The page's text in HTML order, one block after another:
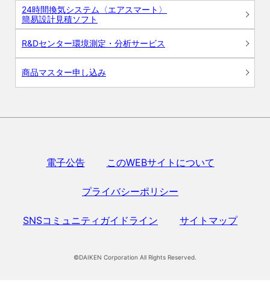
24時間換気システム〈エアスマート〉
簡易設計見積ソフト
R&Dセンター環境測定・分析サービス
商品マスター申し込み
電子公告 このWEBサイトについて
プライバシーポリシー
SNSコミュニティガイドライン サイトマップ
©DAIKEN Corporation All Rights Reserved.